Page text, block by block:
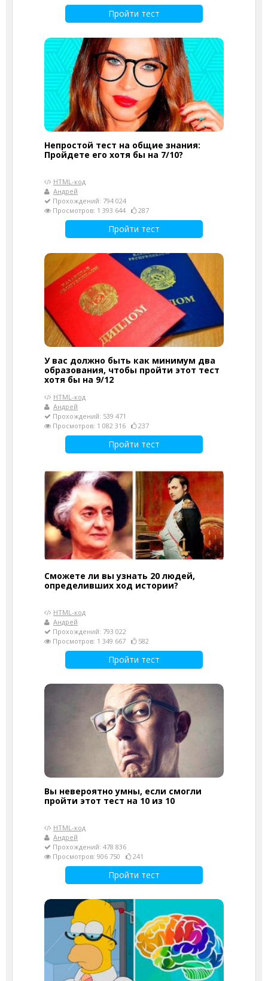
Пройти тест
Непростой тест на общие знания:
Пройдете его хотя бы на 7/10?
HTML-код
Андрей
Прохождений: 794 024
Просмотров: 1 393 644
287
Пройти тест
У вас должно быть как минимум два
образования, чтобы пройти этот тест
хотя бы на 9/12
HTML-код
Андрей
Прохождений: 539 471
Просмотров: 1 082 316
237
Пройти тест
Сможете ли вы узнать 20 людей,
определивших ход истории?
HTML-код
Андрей
Прохождений: 793 022
Просмотров: 1 349 667
582
Пройти тест
Вы невероятно умны, если смогли
пройти этот тест на 10 из 10
HTML-код
Андрей
Прохождений: 478 836
Просмотров: 906 750
241
Пройти тест